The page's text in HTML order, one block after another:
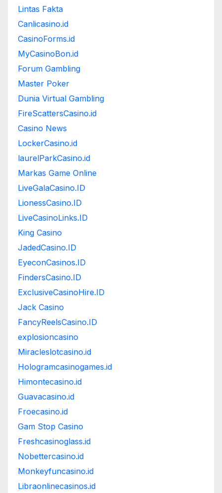
Lintas Fakta
Canlicasino.id
CasinoForms.id
MyCasinoBon.id
Forum Gambling
Master Poker
Dunia Virtual Gambling
FireScattersCasino.id
Casino News
LockerCasino.id
laurelParkCasino.id
Markas Game Online
LiveGalaCasino.ID
LionessCasino.ID
LiveCasinoLinks.ID
King Casino
JadedCasino.ID
EyeconCasinos.ID
FindersCasino.ID
ExclusiveCasinoHire.ID
Jack Casino
FancyReelsCasino.ID
explosioncasino
Miracleslotcasino.id
Hologramcasinogames.id
Himontecasino.id
Guavacasino.id
Froecasino.id
Gam Stop Casino
Freshcasinoglass.id
Nobettercasino.id
Monkeyfuncasino.id
Libraonlinecasinos.id